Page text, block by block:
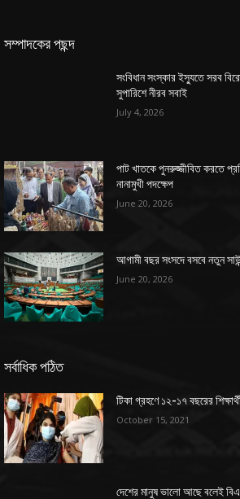
সম্পাদকের পছন্দ
সংবিধান সংস্কার ইস্যুতে সরব
সুপারিশে নীরব সবাই
July 4, 2026
পাট খাতকে পুনরুজ্জীবিত করতে
নানামুখী পদক্ষেপ
June 20, 2026
আগামী বছর সংসদে বসবে নতুন
June 20, 2026
সর্বাধিক পঠিত
টিকা গ্রহণে ১২-১৭ বছরের
October 15, 2021
দেশের মানুষ ভালো আছে বলেই